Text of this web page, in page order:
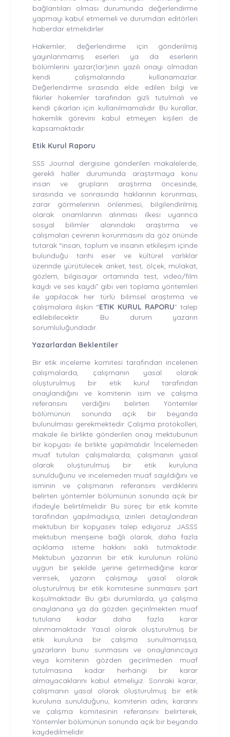
bağlantıları olması durumunda değerlendirme
yapmayı kabul etmemeli ve durumdan editörleri
haberdar etmelidirler.
Hakemler, değerlendirme için gönderilmiş
yayınlanmamış eserleri ya da eserlerin
bölümlerini yazar(lar)ının yazılı onayı olmadan
kendi çalışmalarında kullanamazlar.
Değerlendirme sırasında elde edilen bilgi ve
fikirler hakemler tarafından gizli tutulmalı ve
kendi çıkarları için kullanılmamalıdır. Bu kurallar,
hakemlik görevini kabul etmeyen kişileri de
kapsamaktadır.
Etik Kurul Raporu
SSS Journal dergisine gönderilen makalelerde,
gerekli haller durumunda araştırmaya konu
insan ve grupların araştırma öncesinde,
sırasında ve sonrasında haklarının korunması,
zarar görmelerinin önlenmesi, bilgilendirilmiş
olarak onamlarının alınması ilkesi uyarınca
sosyal bilimler alanındaki araştırma ve
çalışmaları çevrenin korunmasını da göz önünde
tutarak “insan, toplum ve insanın etkileşim içinde
bulunduğu tarihi eser ve kültürel varlıklar
üzerinde yürütülecek anket, test, ölçek, mülakat,
gözlem, bilgisayar ortamında test, video/film
kaydı ve ses kaydı” gibi veri toplama yöntemleri
ile yapılacak her türlü bilimsel araştırma ve
çalışmalara ilişkin “ETIK KURUL RAPORU” talep
edilebilecektir. Bu durum yazarın
sorumluluğundadır.
Yazarlardan Beklentiler
Bir etik inceleme komitesi tarafından incelenen
çalışmalarda, çalışmanın yasal olarak
oluşturulmuş bir etik kurul tarafından
onaylandığını ve komitenin isim ve çalışma
referansını verdiğini belirten Yöntemler
bölümünün sonunda açık bir beyanda
bulunulması gerekmektedir. Çalışma protokolleri,
makale ile birlikte gönderilen onay mektubunun
bir kopyası ile birlikte yapılmalıdır. İncelemeden
muaf tutulan çalışmalarda, çalışmanın yasal
olarak oluşturulmuş bir etik kuruluna
sunulduğunu ve incelemeden muaf sayıldığını ve
isminin ve çalışmanın referansını verdiklerini
belirten yöntemler bölümünün sonunda açık bir
ifadeyle belirtilmelidir. Bu süreç bir etik komite
tarafından yapılmadıysa, izinleri detaylandıran
mektubun bir kopyasını talep ediyoruz. JASSS
mektubun menşeine bağlı olarak, daha fazla
açıklama isteme hakkını saklı tutmaktadır.
Mektubun yazarının bir etik kurulunun rolünü
uygun bir şekilde yerine getirmediğine karar
verirsek, yazarın çalışmayı yasal olarak
oluşturulmuş bir etik komitesine sunmasını şart
koşulmaktadır. Bu gibi durumlarda, ya çalışma
onaylanana ya da gözden geçirilmekten muaf
tutulana kadar daha fazla karar
alınmamaktadır. Yasal olarak oluşturulmuş bir
etik kuruluna bir çalışma sunulmamışsa,
yazarların bunu sunmasını ve onaylanıncaya
veya komitenin gözden geçirilmeden muaf
tutulmasına kadar herhangi bir karar
almayacaklarını kabul etmeliyiz. Sonraki karar,
çalışmanın yasal olarak oluşturulmuş bir etik
kuruluna sunulduğunu, komitenin adını, kararını
ve çalışma komitesinin referansını belirterek,
Yöntemler bölümünün sonunda açık bir beyanda
kaydedilmelidir.